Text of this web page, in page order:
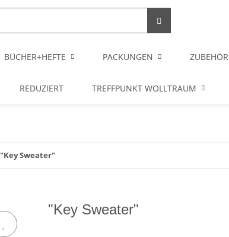
BÜCHER+HEFTE PACKUNGEN ZUBEHÖR
REDUZIERT TREFFPUNKT WOLLTRAUM
"Key Sweater"
"Key Sweater"